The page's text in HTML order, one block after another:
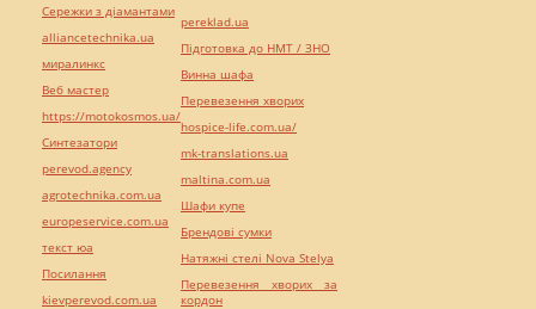
Сережки з діамантами
alliancetechnika.ua
миралинкс
Веб мастер
https://motokosmos.ua/
Синтезатори
perevod.agency
agrotechnika.com.ua
europeservice.com.ua
текст юа
Посилання
kievperevod.com.ua
pereklad.ua
Підготовка до НМТ / ЗНО
Винна шафа
Перевезення хворих
hospice-life.com.ua/
mk-translations.ua
maltina.com.ua
Шафи купе
Брендові сумки
Натяжні стелі Nova Stelya
Перевезення хворих за
кордон